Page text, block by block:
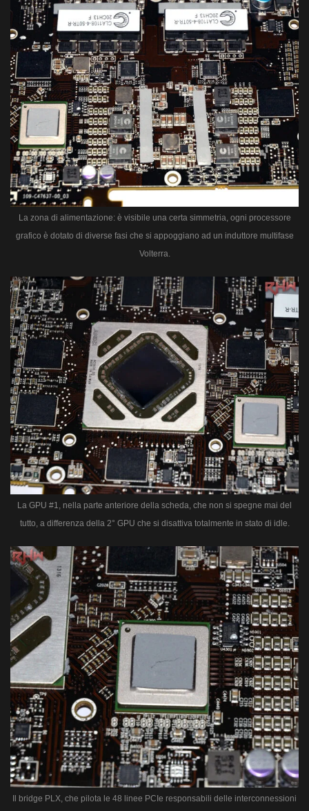
La zona di alimentazione: è visibile una certa simmetria, ogni processore
grafico è dotato di diverse fasi che si appoggiano ad un induttore multifase
Volterra.
La GPU #1, nella parte anteriore della scheda, che non si spegne mai del
tutto, a differenza della 2° GPU che si disattiva totalmente in stato di idle.
Il bridge PLX, che pilota le 48 linee PCIe responsabili delle interconnessioni